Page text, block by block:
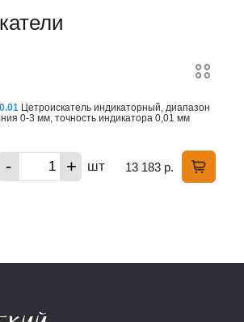
Цетроискатель индикаторный, диапазон
0-3 мм, точность индикатора 0,01 мм
- + шт 13 183 р.